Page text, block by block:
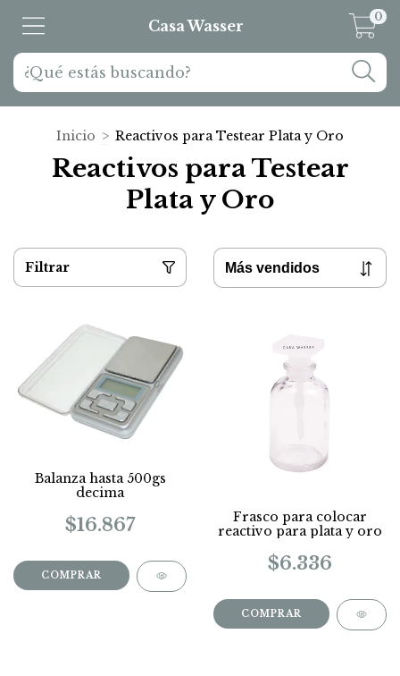
Casa Wasser
0
Inicio > Reactivos para Testear Plata y Oro
Reactivos para Testear
Plata y Oro
Filtrar
Balanza hasta 500gs
decima
$16.867
Frasco para colocar
reactivo para plata y oro
$6.336